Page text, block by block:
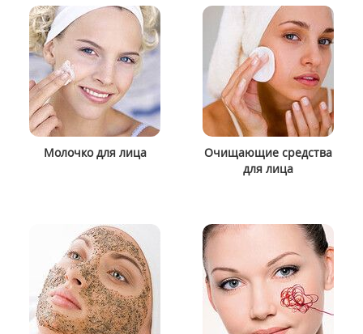
Молочко для лица
Очищающие средства
для лица